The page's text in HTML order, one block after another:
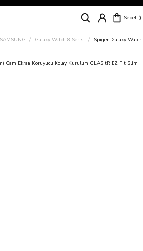
Siparişleriniz
Süper İndirimli Fiyatlar
Sepet
SAMSUNG Galaxy Watch 8 Serisi Spigen Galaxy